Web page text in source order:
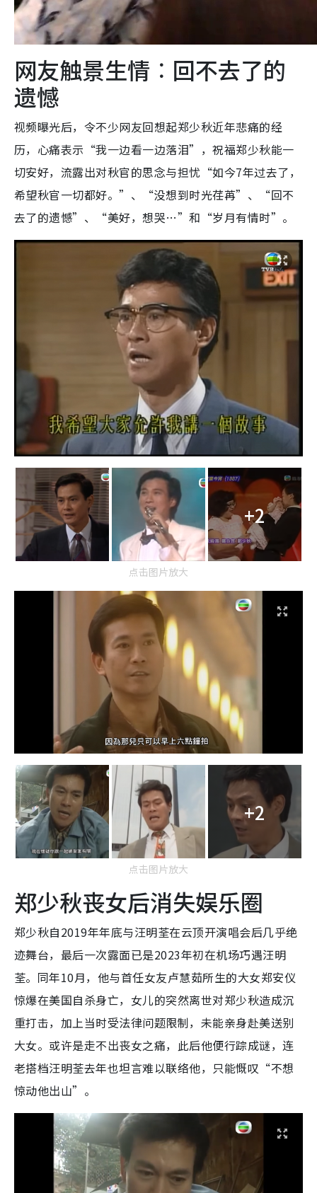
网友触景生情︰回不去了的
遗憾
视频曝光后，令不少网友回想起郑少秋近年悲痛的经
历，心痛表示“我一边看一边落泪”，祝福郑少秋能一
切安好，流露出对秋官的思念与担忧“如今7年过去了，
希望秋官一切都好。”、“没想到时光荏苒”、“回不
去了的遗憾”、“美好，想哭…”和“岁月有情时”。
+2
点击图片放大
+2
点击图片放大
郑少秋丧女后消失娱乐圈
郑少秋自2019年年底与汪明荃在云顶开演唱会后几乎绝
迹舞台，最后一次露面已是2023年初在机场巧遇汪明
荃。同年10月，他与首任女友卢慧茹所生的大女郑安仪
惊爆在美国自杀身亡，女儿的突然离世对郑少秋造成沉
重打击，加上当时受法律问题限制，未能亲身赴美送别
大女。或许是走不出丧女之痛，此后他便行踪成谜，连
老搭档汪明荃去年也坦言难以联络他，只能慨叹“不想
惊动他出山”。